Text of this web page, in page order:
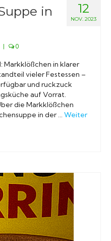
12
NOV. 2023
in
0
Markklößchen in klarer
vieler Festessen –
und ruckzuck
auf Vorrat.
die Markklößchen
in der … Weiter